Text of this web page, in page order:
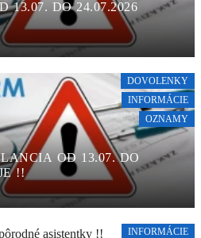
13.07. DO 24.07.2026
DOVOLENKY
INFORMÁCIE
OZNAMY
OD 13.07. DO
!!
INFORMÁCIE